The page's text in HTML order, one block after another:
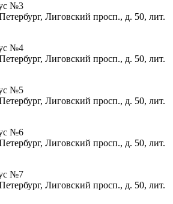
№3
Лиговский просп., д. 50, лит.
№4
Лиговский просп., д. 50, лит.
№5
Лиговский просп., д. 50, лит.
№6
Лиговский просп., д. 50, лит.
№7
Лиговский просп., д. 50, лит.